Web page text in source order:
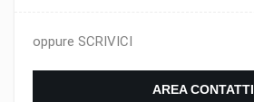
oppure SCRIVICI
AREA CONTATTI